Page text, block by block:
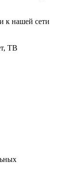
к нашей сети
ТВ